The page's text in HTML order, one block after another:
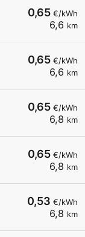
0,65 €/kWh
6,6 km
0,65 €/kWh
6,6 km
0,65 €/kWh
6,8 km
0,65 €/kWh
6,8 km
0,53 €/kWh
6,8 km